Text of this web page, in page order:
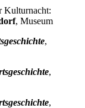
Kulturnacht:
, Museum
,
,
,